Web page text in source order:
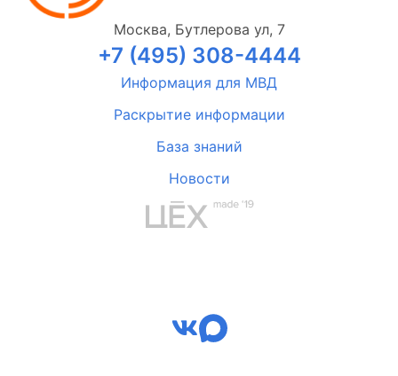
Москва, Бутлерова ул, 7
+7 (495) 308-4444
Информация для МВД
Раскрытие информации
База знаний
Новости